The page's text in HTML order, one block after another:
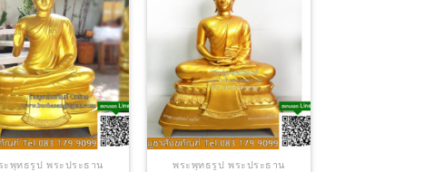
ะพุทธรูป พระประธาน พระพุทธรูป พระประธาน